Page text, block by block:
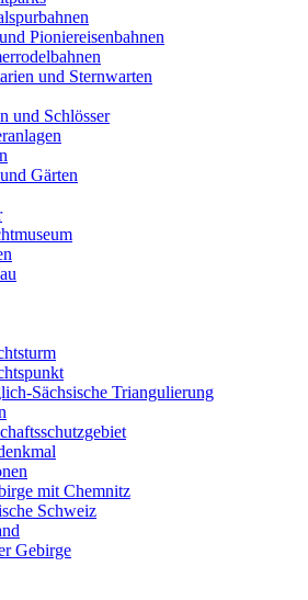
Pioniereisenbahnen
und Sternwarten
und Schlösser
Gärten
Sächsische Triangulierung
mit Chemnitz
Schweiz
Gebirge